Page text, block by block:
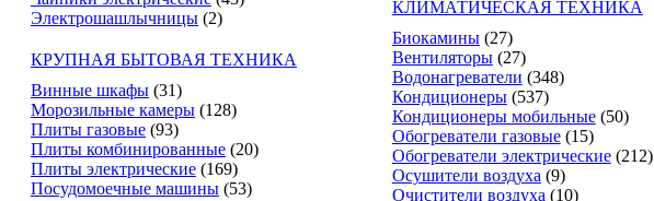
Электрошашлычницы (2)
КРУПНАЯ БЫТОВАЯ ТЕХНИКА
Винные шкафы (31)
Морозильные камеры (128)
Плиты газовые (93)
Плиты комбинированные (20)
Плиты электрические (169)
Посудомоечные машины (53)
КЛИМАТИЧЕСКАЯ ТЕХНИКА
Биокамины (27)
Вентиляторы (27)
Водонагреватели (348)
Кондиционеры (537)
Кондиционеры мобильные (50)
Обогреватели газовые (15)
Обогреватели электрические (212)
Осушители воздуха (9)
Очистители воздуха (10)